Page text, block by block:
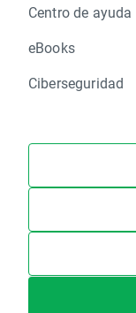
Centro de ayuda
eBooks
Ciberseguridad